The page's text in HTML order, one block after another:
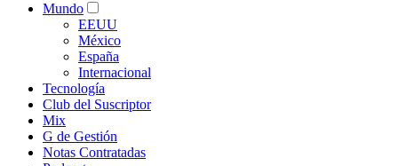
Mundo
EEUU
México
España
Internacional
Tecnología
Club del Suscriptor
Mix
G de Gestión
Notas Contratadas